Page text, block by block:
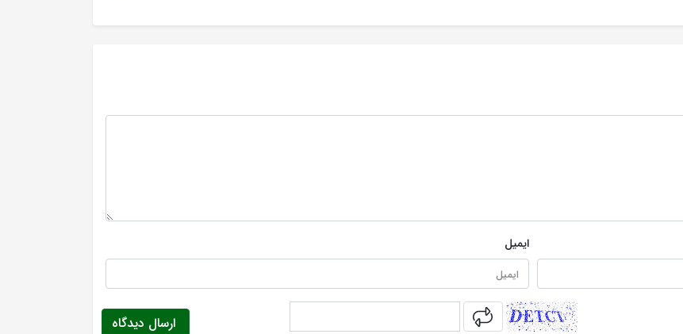
ایمیل
ارسال دیدگاه